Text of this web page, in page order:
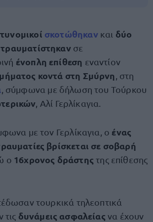
σκοτώθηκανκαι δύο
τραυματίστηκαν σε
ένοπλη επίθεση εναντίον
κοντά στη Σμύρνη , στη
, σύμφωνα με δήλωση του Τούρκου
, Αλί Γερλίκαγια.
με τον Γερλίκαγια, ο ένας
βρίσκεται σε σοβαρή
ο 16χρονος δράστης της επίθεσης
τουρκικά τηλεοπτικά
τις δυνάμεις ασφαλείας να έχουν